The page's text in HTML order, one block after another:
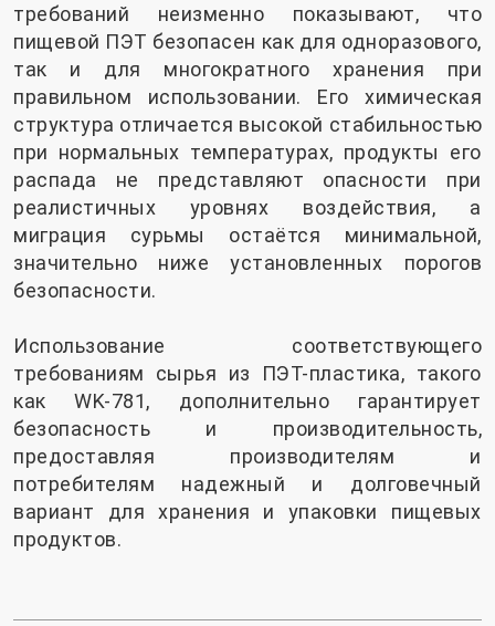
требований неизменно показывают, что
пищевой ПЭТ безопасен как для одноразового,
так и для многократного хранения при
правильном использовании. Его химическая
структура отличается высокой стабильностью
при нормальных температурах, продукты его
распада не представляют опасности при
реалистичных уровнях воздействия, а
миграция сурьмы остаётся минимальной,
значительно ниже установленных порогов
безопасности.
Использование соответствующего
требованиям сырья из ПЭТ-пластика, такого
как WK-781, дополнительно гарантирует
безопасность и производительность,
предоставляя производителям и
потребителям надежный и долговечный
вариант для хранения и упаковки пищевых
продуктов.